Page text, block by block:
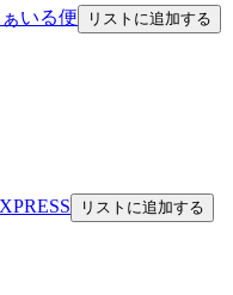
いる便 リストに追加する
リストに追加する